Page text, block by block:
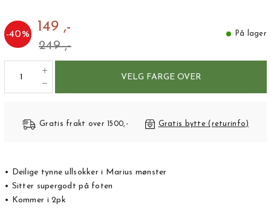
-40% 149 ,-
249 ,-
På lager
VELG FARGE OVER
Gratis frakt over 1500,- Gratis bytte (returinfo)
• Deilige tynne ullsokker i Marius mønster
• Sitter supergodt på foten
• Kommer i 2pk